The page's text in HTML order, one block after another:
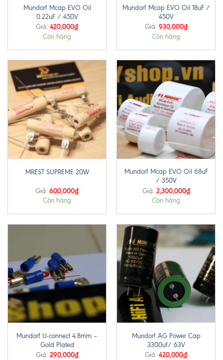
Mundorf Mcap EVO Oil
0.22uF / 450V
Giá: 420,000₫
Còn hàng
Mundorf Mcap EVO Oil 18uF /
450V
Giá: 930,000₫
Còn hàng
MREST SUPREME 20W
Giá: 600,000₫
Còn hàng
Mundorf Mcap EVO Oil 68uF
/ 350V
Giá: 2,300,000₫
Còn hàng
Mundorf U-connect 4.8mm –
Gold Plated
Giá: 290,000₫
Mundorf AG Power Cap
3300uf/ 63V
Giá: 420,000₫